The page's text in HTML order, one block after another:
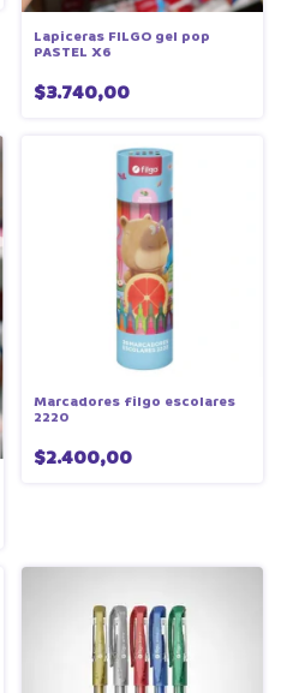
Lapiceras FILGO gel pop
PASTEL X6
$3.740,00
Marcadores filgo escolares
2220
$2.400,00